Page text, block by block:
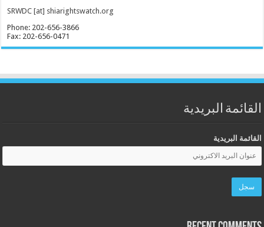
SRWDC [at] shiarightswatch.org
Phone: 202-656-3866
Fax: 202-656-0471
القائمة البريدية
القائمة البريدية